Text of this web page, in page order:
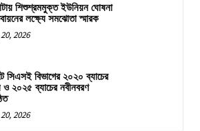
শিশুশ্রমমুক্ত ইউনিয়ন ঘোষনা
লক্ষ্যে সমঝোতা স্মারক
2026
সিএসই বিভাগের ২০২০ ব্যাচের
ও ২০২৫ ব্যাচের নবীনবরণ
2026